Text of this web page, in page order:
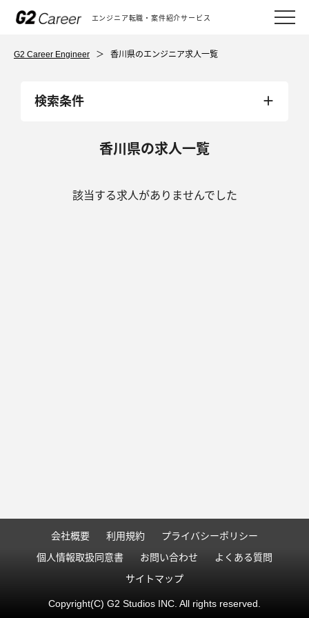
エンジニア転職・案件紹介サービス
G2 Career Engineer ＞ 香川県のエンジニア求人一覧
検索条件
香川県の求人一覧
該当する求人がありませんでした
会社概要 利用規約
プライバシーポリシー
個人情報取扱同意書
お問い合わせ
よくある質問
サイトマップ
Copyright(C) G2 Studios INC. All rights reserved.